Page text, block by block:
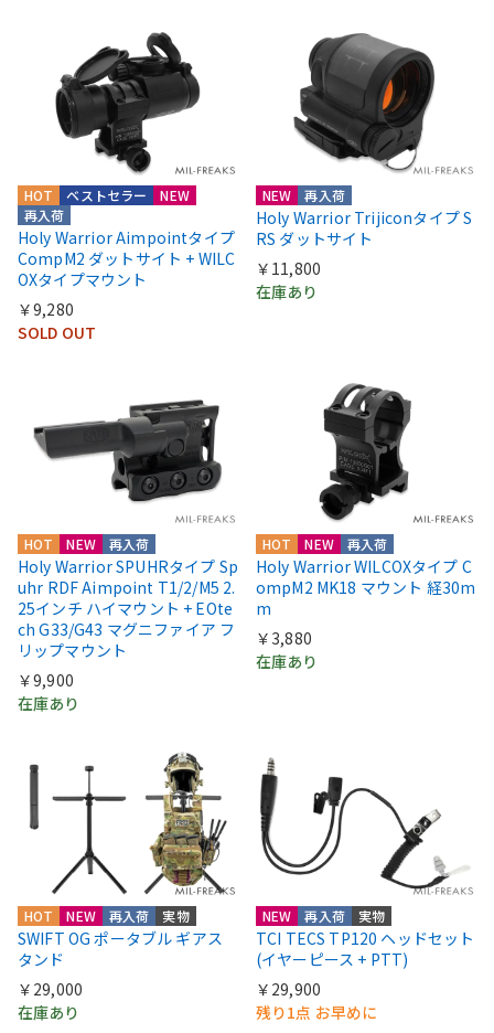
HOT
NEW
再入荷
ベストセラー
Holy Warrior Aimpointタイプ
CompM2 ダットサイト + WILC
OXタイプマウント
￥9,280
SOLD OUT
NEW 再入荷
Holy Warrior Trijiconタイプ S
RS ダットサイト
￥11,800
在庫あり
HOT NEW 再入荷
Holy Warrior SPUHRタイプ Sp
uhr RDF Aimpoint T1/2/M5 2.
25インチ ハイマウント + EOte
ch G33/G43 マグニファイア フ
リップマウント
￥9,900
在庫あり
HOT NEW 再入荷
Holy Warrior WILCOXタイプ C
ompM2 MK18 マウント 経30m
m
￥3,880
在庫あり
HOT NEW 再入荷 実物
SWIFT OG ポータブル ギアス
タンド
￥29,000
在庫あり
NEW 再入荷 実物
TCI TECS TP120 ヘッドセット
(イヤーピース + PTT)
￥29,900
残り1点 お早めに